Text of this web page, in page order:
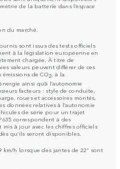
de la batterie dans l’espace
du marché.
sont issus des tests officiels
à la législation européenne en
chargée. À titre de
valeurs peuvent différer de ces
de CO2, à la
ainsi qu’à l’autonomie
facteurs : style de conduite,
roues et accessoires montés,
données relatives à l’autonomie
de série pour un trajet
correspondent à des
à jour avec les chiffres officiels
qu’ils seront disponibles.
km/h lorsque des jantes de 22” sont